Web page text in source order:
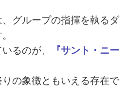
グループの指揮を執るダ
るのが、
『サント・ニー
の象徴ともいえる存在で